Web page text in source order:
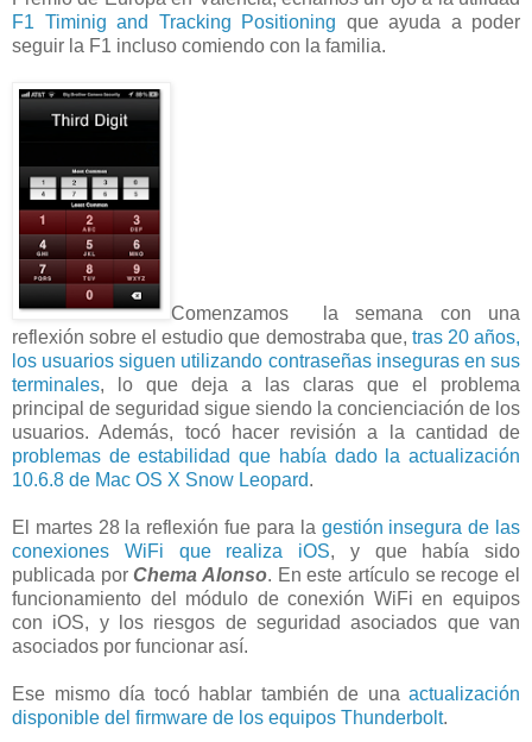
F1 Timinig and Tracking Positioning que ayuda a poder
seguir la F1 incluso comiendo con la familia.
Comenzamos la semana con una
reflexión sobre el estudio que demostraba que, tras 20 años,
los usuarios siguen utilizando contraseñas inseguras en sus
terminales, lo que deja a las claras que el problema
principal de seguridad sigue siendo la concienciación de los
usuarios. Además, tocó hacer revisión a la cantidad de
problemas de estabilidad que había dado la actualización
10.6.8 de Mac OS X Snow Leopard.
El martes 28 la reflexión fue para la gestión insegura de las
conexiones WiFi que realiza iOS, y que había sido
publicada porChema Alonso. En este artículo se recoge el
funcionamiento del módulo de conexión WiFi en equipos
con iOS, y los riesgos de seguridad asociados que van
asociados por funcionar así.
Ese mismo día tocó hablar también de una actualización
disponible del firmware de los equipos Thunderbolt.